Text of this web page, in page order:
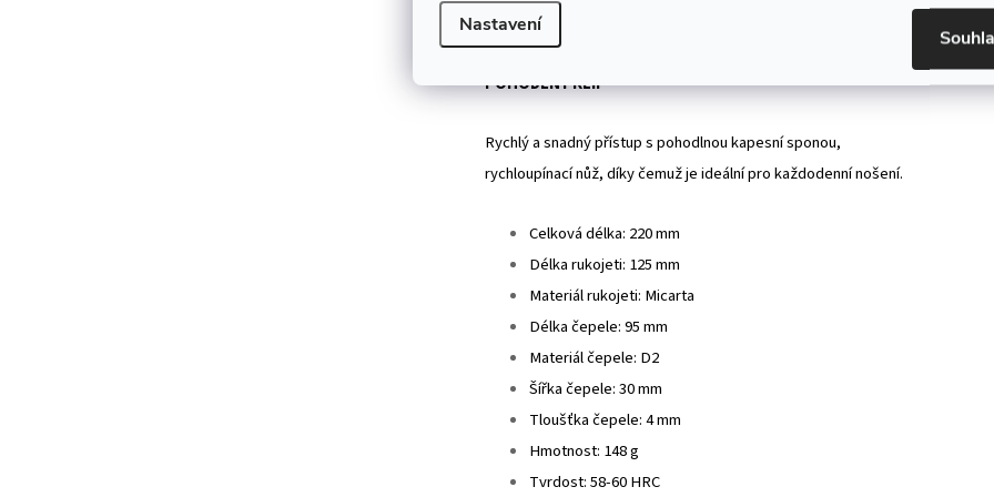
Nastavení
nečekanému zavření.
POHODLNÝ KLIP
Rychlý a snadný přístup s pohodlnou kapesní sponou,
rychloupínací nůž, díky čemuž je ideální pro každodenní nošení.
Celková délka: 220 mm
Délka rukojeti: 125 mm
Materiál rukojeti: Micarta
Délka čepele: 95 mm
Materiál čepele: D2
Šířka čepele: 30 mm
Tloušťka čepele: 4 mm
Hmotnost: 148 g
Tvrdost: 58-60 HRC